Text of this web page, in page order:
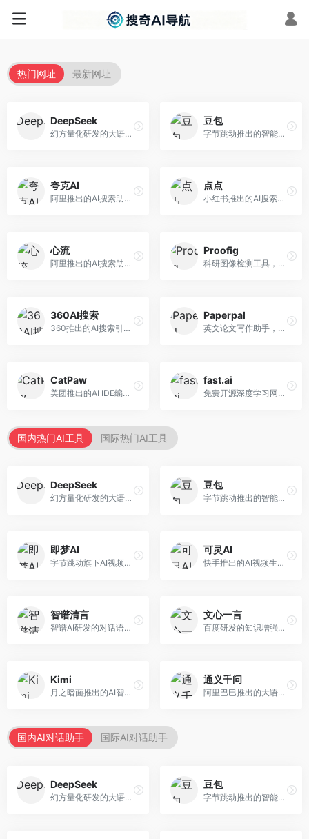
热门网址 最新网址
DeepSeek
幻方量化研发的大语言模型平台，专注于深度推理和代码生成能力。面向开发者、研究人员和技术爱好者，提供强大的逻辑推理和数学计算功能，开源生态完善，API接口友好。
豆包
字节跳动推出的智能对话助手平台，提供文本创作、知识问答、英语学习等多种AI服务。面向普通用户和内容创作者，支持多轮对话和文件解析，免费使用，响应速度快，中文理解能力强。
夸克AI
阿里推出的AI搜索助手，整合搜索与AI功能。面向年轻用户，提供智能搜索、文档处理、学习辅助等服务，与夸克生态深度整合。
点点
小红书推出的AI搜索应用，专注于生活方式内容搜索。面向小红书用户，提供生活攻略、消费决策、内容推荐等服务，生活方式内容丰富。
心流
阿里推出的AI搜索助手，专注于智能信息获取。面向普通用户，提供智能搜索、内容整理、知识问答等服务，与阿里生态深度整合。
Proofig
科研图像检测工具，专注于学术图像完整性验证。面向科研人员，提供图像检测、重复分析、报告生成等服务，学术检测专业。
360AI搜索
360推出的AI搜索引擎，专注于安全智能搜索。面向普通用户，提供智能问答、网页搜索、内容整理等服务，安全防护能力强。
Paperpal
英文论文写作助手，专注于学术英语润色。面向需要发表国际期刊的研究者，提供语法检查、学术表达优化、格式规范等服务，英语表达地道专业。
CatPaw
美团推出的AI IDE编程工具，专注于本地开发生态。面向开发者，提供智能代码补全、代码生成、项目管理等服务，本地开发体验好。
fast.ai
免费开源深度学习网站，专注于实用AI教学。面向开发者，提供免费深度学习课程、实战项目、代码库等资源，学习门槛低。
国内热门AI工具 国际热门AI工具
DeepSeek
幻方量化研发的大语言模型平台，专注于深度推理和代码生成能力。面向开发者、研究人员和技术爱好者，提供强大的逻辑推理和数学计算功能，开源生态完善，API接口友好。
豆包
字节跳动推出的智能对话助手平台，提供文本创作、知识问答、英语学习等多种AI服务。面向普通用户和内容创作者，支持多轮对话和文件解析，免费使用，响应速度快，中文理解能力强。
即梦AI
字节跳动旗下AI视频创作平台，支持多模态内容生成。面向内容创作者和营销人员，提供文生视频、图生视频、智能剪辑等功能，中文理解能力强，创作效率高。
可灵AI
快手推出的AI视频生成平台，支持文生视频和图生视频，可生成长达2分钟的高质量视频内容。面向短视频创作者和营销人员，操作简便，生成效果逼真，适合商业推广和创意表达。
智谱清言
智谱AI研发的对话语言模型，支持中英双语交互。面向中文用户和开发者，提供知识问答、代码编写、文档解读等服务，开源生态完善，学术研究背景深厚。
文心一言
百度研发的知识增强大语言模型，深度融合百度知识图谱和搜索能力。面向中文用户，提供知识问答、文本创作、逻辑推理等服务，中文语境理解准确，知识覆盖面广。
Kimi
月之暗面推出的AI智能助手，核心优势在于超长文本处理能力，支持20万字以上文档分析。面向学术研究者、职场人士和内容创作者，提供文档解读、PPT生成、联网搜索等综合服务。
通义千问
阿里巴巴推出的大语言模型平台，提供对话问答、文档处理、图像理解、代码编写等全方位AI服务。面向企业用户和个人开发者，集成阿里云生态，支持多模态交互，企业级安全保障。
国内AI对话助手 国际AI对话助手
DeepSeek
幻方量化研发的大语言模型平台，专注于深度推理和代码生成能力。面向开发者、研究人员和技术爱好者，提供强大的逻辑推理和数学计算功能，开源生态完善，API接口友好。
豆包
字节跳动推出的智能对话助手平台，提供文本创作、知识问答、英语学习等多种AI服务。面向普通用户和内容创作者，支持多轮对话和文件解析，免费使用，响应速度快，中文理解能力强。